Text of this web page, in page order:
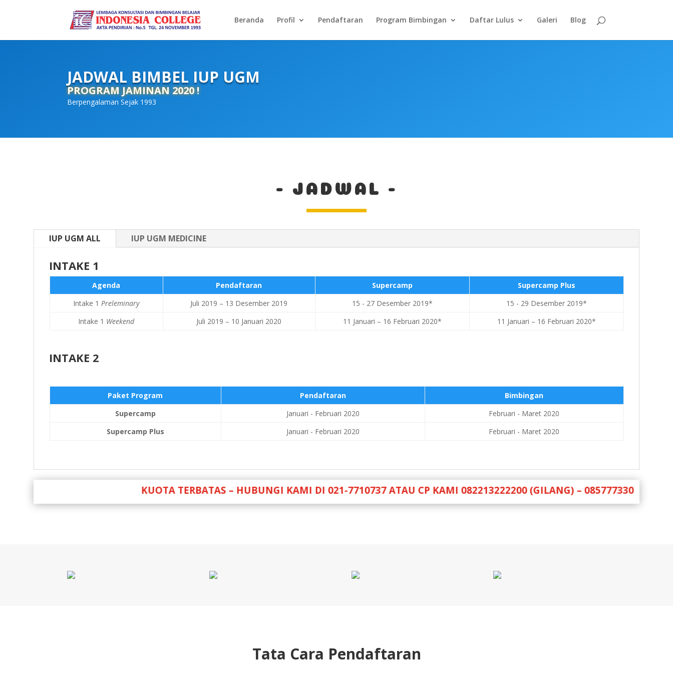
Beranda Profil Pendaftaran Program Bimbingan Daftar Lulus Galeri Blog
JADWAL BIMBEL IUP UGM
PROGRAM JAMINAN 2020 !
Berpengalaman Sejak 1993
- JADWAL -
IUP UGM ALL IUP UGM MEDICINE
INTAKE 1
Agenda Pendaftaran Supercamp
Supercamp Plus
Intake 1 Preleminary Juli 2019 – 13 Desember 2019 15 - 27 Desember 2019*
15 - 29 Desember 2019*
Intake 1 Weekend Juli 2019 – 10 Januari 2020 11 Januari – 16 Februari 2020* 11 Januari – 16 Februari 2020*
INTAKE 2
Paket Program Pendaftaran
Bimbingan
Supercamp
Januari - Februari 2020
Februari - Maret 2020
Supercamp Plus
Januari - Februari 2020 Februari - Maret 2020
KUOTA TERBATAS – HUBUNGI KAMI DI 021-7710737 ATAU CP KAMI 082213222200 (GILANG) – 085777330777
Tata Cara Pendaftaran